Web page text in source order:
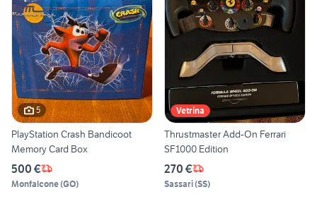
5
PlayStation Crash Bandicoot
Memory Card Box
500 €
Monfalcone(GO)
Vetrina
Thrustmaster Add-On Ferrari
SF1000 Edition
270 €
Sassari(SS)